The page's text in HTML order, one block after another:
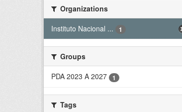
Organizations
Instituto Nacional ...
1
Groups
PDA 2023 A 2027
1
Tags